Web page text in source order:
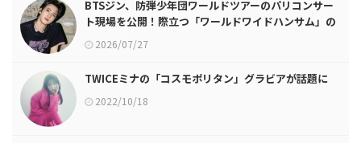
BTSジン、防弾少年団ワールドツアーのパリコンサー
ト現場を公開！際立つ「ワールドワイドハンサム」の
ビジュアル
2026/07/27
TWICEミナの「コスモポリタン」グラビアが話題に
2022/10/18